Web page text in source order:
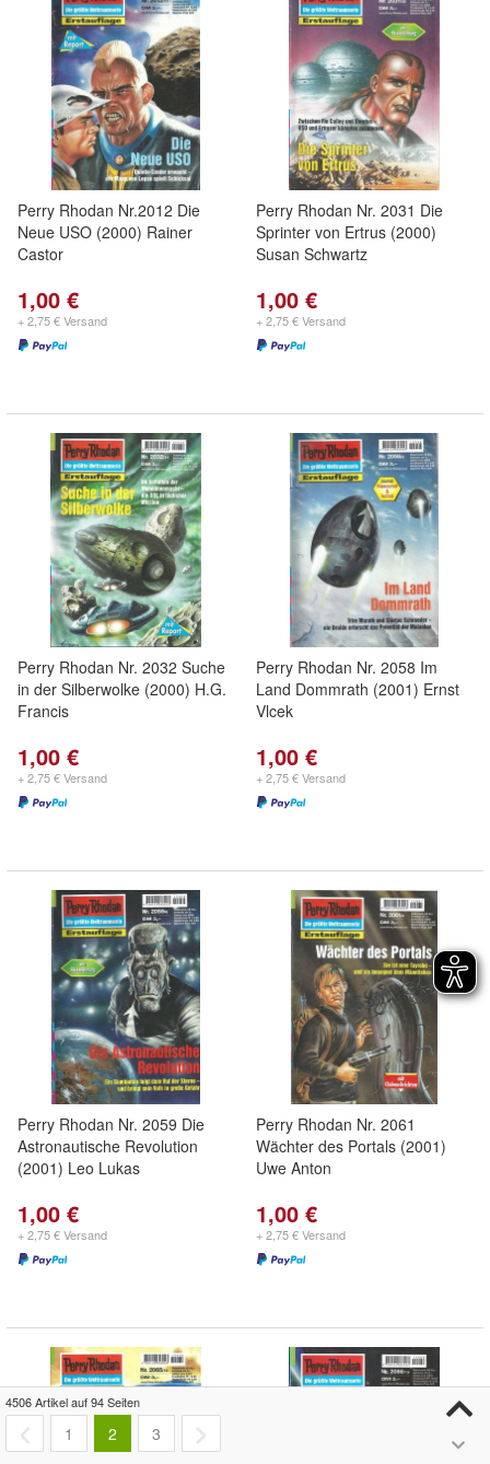
Perry Rhodan Nr.2012 Die
Neue USO (2000) Rainer
Castor
1,00 €
+ 2,75 € Versand
Perry Rhodan Nr. 2031 Die
Sprinter von Ertrus (2000)
Susan Schwartz
1,00 €
+ 2,75 € Versand
Perry Rhodan Nr. 2032 Suche
in der Silberwolke (2000) H.G.
Francis
1,00 €
+ 2,75 € Versand
Perry Rhodan Nr. 2058 Im
Land Dommrath (2001) Ernst
Vlcek
1,00 €
+ 2,75 € Versand
Perry Rhodan Nr. 2059 Die
Astronautische Revolution
(2001) Leo Lukas
1,00 €
+ 2,75 € Versand
Perry Rhodan Nr. 2061
Wächter des Portals (2001)
Uwe Anton
1,00 €
+ 2,75 € Versand
4506 Artikel auf 94 Seiten
1 2 3